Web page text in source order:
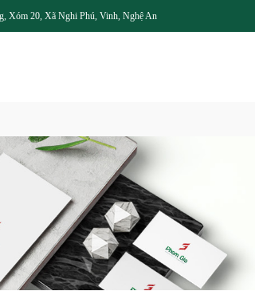
Xóm 20, Xã Nghi Phú, Vinh, Nghệ An